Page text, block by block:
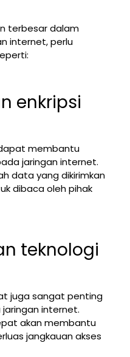
terbesar dalam
internet, perlu
enkripsi
membantu
jaringan internet.
data yang dikirimkan
dibaca oleh pihak
teknologi
juga sangat penting
internet.
akan membantu
jangkauan akses